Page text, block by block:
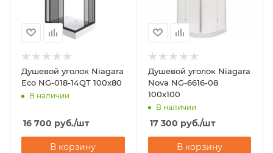
Душевой уголок Niagara
Eco NG-018-14QT 100х80
В наличии
16 700 руб./шт
В корзину
Душевой уголок Niagara
Nova NG-6616-08
100х100
В наличии
17 300 руб./шт
В корзину